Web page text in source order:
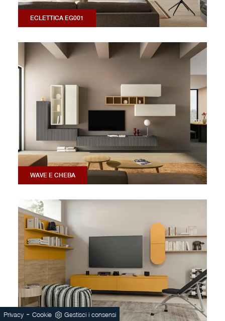
ECLETTICA EG001
WAVE E CHEBA
Privacy - Cookie Gestisci i consensi